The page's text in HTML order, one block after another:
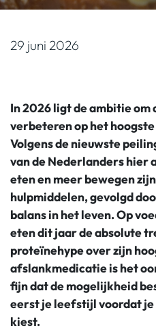
29 juni 2026
In 2026 ligt de ambitie
verbeteren op het hoogste
Volgens de nieuwste
van de Nederlanders hier
eten en meer bewegen
hulpmiddelen, gevolgd
balans in het leven. Op
eten dit jaar de absolute
proteïnehype over zijn
afslankmedicatie is het
fijn dat de mogelijkheid
eerst je leefstijl voordat
kiest.